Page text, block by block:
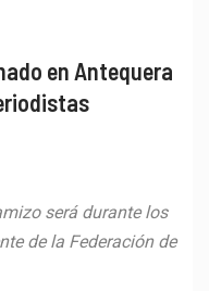
en Antequera
será durante los
de la Federación de